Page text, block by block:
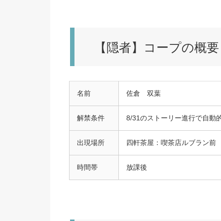
【隠者】コープの概要
名前 佐倉 双葉
解禁条件 8/31のストーリー進行で自動
出現場所 四軒茶屋：喫茶店ルブラン前
時間帯 放課後